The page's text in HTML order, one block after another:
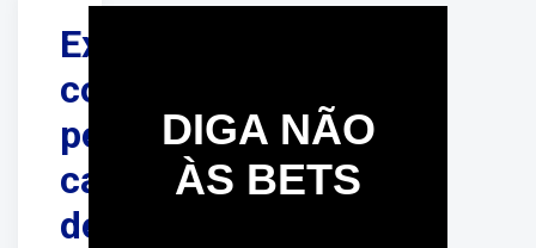
Ex-
companheira
pede
cassação
de
DIGA NÃO
ÀS BETS